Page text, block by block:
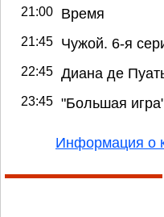
21:00 Время
21:45 Чужой. 6-я
22:45 Диана де
23:45 "Большая
Информация о